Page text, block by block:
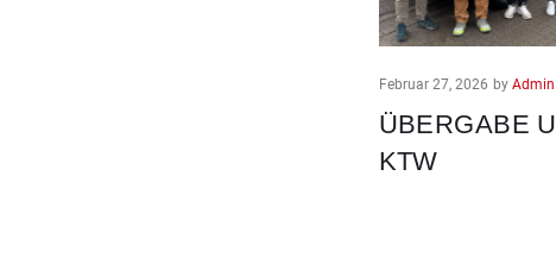
Februar 27, 2026 by Admin
ÜBERGABE
KTW